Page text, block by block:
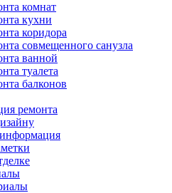
комнат
кухни
коридора
совмещенного санузла
ванной
туалета
балконов
ремонта